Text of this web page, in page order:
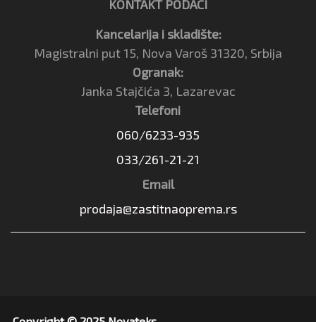
KONTAKT PODACI
Kancelarija i skladište:
Magistralni put 15, Nova Varoš 31320, Srbija
Ogranak:
Janka Stajčića 3, Lazarevac
Telefoni
060/6233-935
033/261-21-21
Email
prodaja@zastitnaoprema.rs